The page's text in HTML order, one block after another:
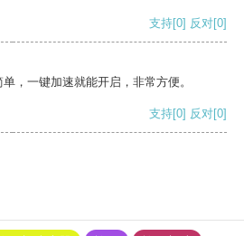
支持[0] 反对[0]
，一键加速就能开启，非常方便。
支持[0] 反对[0]